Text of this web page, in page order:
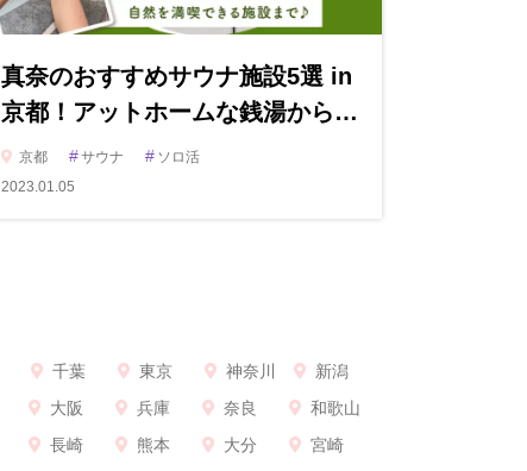
真奈のおすすめサウナ施設5選 in
京都！アットホームな銭湯から…
京都 #サウナ # ソロ活
2023.01.05
千葉 東京 神奈川
新潟
大阪 兵庫 奈良
和歌山
長崎 熊本 大分 宮崎